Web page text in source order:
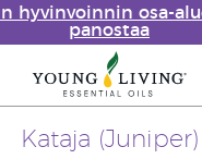
hyvinvoinnin osa-
panostaa
Kataja (Juniper)